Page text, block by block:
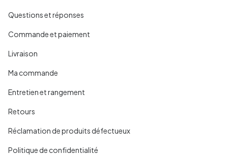
Questions et réponses
Commande et paiement
Livraison
Ma commande
Entretien et rangement
Retours
Réclamation de produits défectueux
Politique de confidentialité